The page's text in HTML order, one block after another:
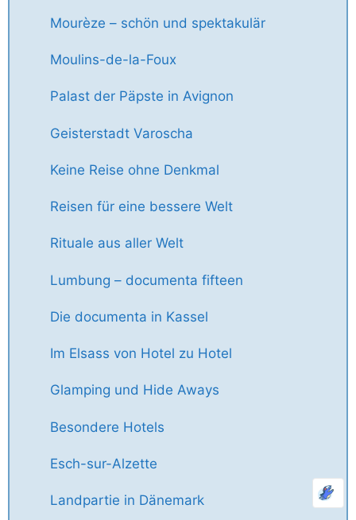
Mourèze – schön und spektakulär
Moulins-de-la-Foux
Palast der Päpste in Avignon
Geisterstadt Varoscha
Keine Reise ohne Denkmal
Reisen für eine bessere Welt
Rituale aus aller Welt
Lumbung – documenta fifteen
Die documenta in Kassel
Im Elsass von Hotel zu Hotel
Glamping und Hide Aways
Besondere Hotels
Esch-sur-Alzette
Landpartie in Dänemark